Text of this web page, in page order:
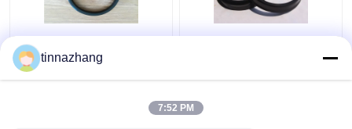
ป้องกันรอยร้าวของครีบ
ไฮดรอลิค, ซีลน้ำมันยูรีเท
ระบบไฮดรอลิก Y รูปร่าง
ยาวนานขึ้น
tinnazhang
7:52 PM